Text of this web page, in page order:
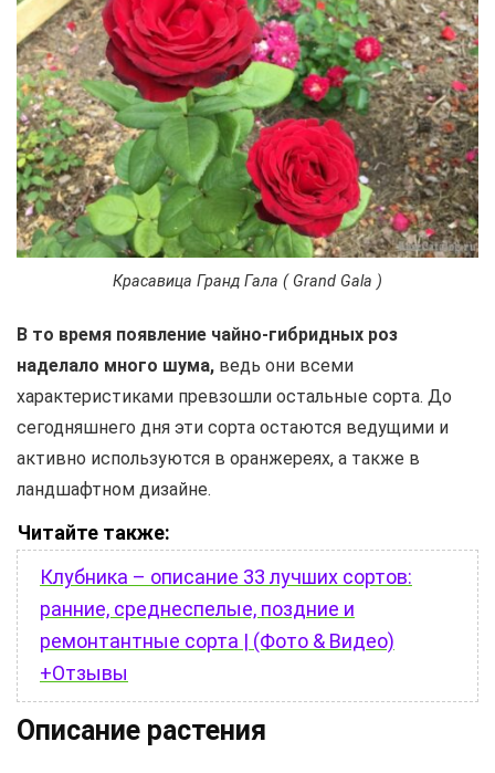
Красавица Гранд Гала ( Grand Gala )
В то время появление чайно-гибридных роз
наделало много шума, ведь они всеми
характеристиками превзошли остальные сорта. До
сегодняшнего дня эти сорта остаются ведущими и
активно используются в оранжереях, а также в
ландшафтном дизайне.
Читайте также:
Клубника – описание 33 лучших сортов:
ранние, среднеспелые, поздние и
ремонтантные сорта | (Фото & Видео)
+Отзывы
Описание растения